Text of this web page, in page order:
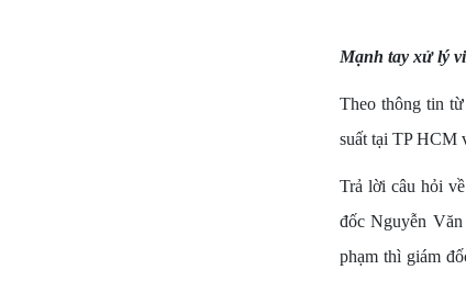
Mạnh tay xử lý
Theo thông tin
suất tại TP HCM
Trả lời câu hỏi
đốc Nguyễn
phạm thì giám